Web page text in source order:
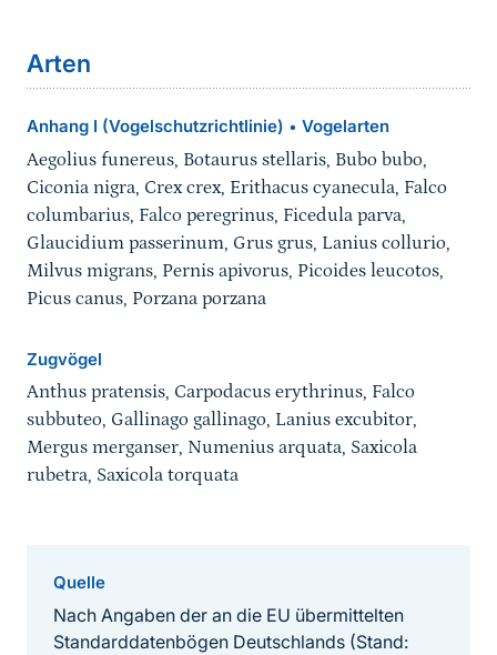
Arten
Anhang I (Vogelschutzrichtlinie) • Vogelarten
Aegolius funereus, Botaurus stellaris, Bubo bubo,
Ciconia nigra, Crex crex, Erithacus cyanecula, Falco
columbarius, Falco peregrinus, Ficedula parva,
Glaucidium passerinum, Grus grus, Lanius collurio,
Milvus migrans, Pernis apivorus, Picoides leucotos,
Picus canus, Porzana porzana
Zugvögel
Anthus pratensis, Carpodacus erythrinus, Falco
subbuteo, Gallinago gallinago, Lanius excubitor,
Mergus merganser, Numenius arquata, Saxicola
rubetra, Saxicola torquata
Quelle
Nach Angaben der an die EU übermittelten
Standarddatenbögen Deutschlands (Stand: